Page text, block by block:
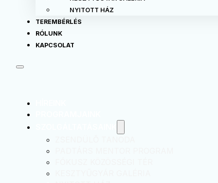
NYITOTT HÁZ
TEREMBÉRLÉS
RÓLUNK
KAPCSOLAT